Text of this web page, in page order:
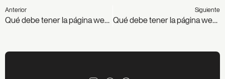
Anterior
Qué debe tener la página web de una clínica veterinaria
Siguiente
Qué debe tener la página web de una cafetería o restaurante